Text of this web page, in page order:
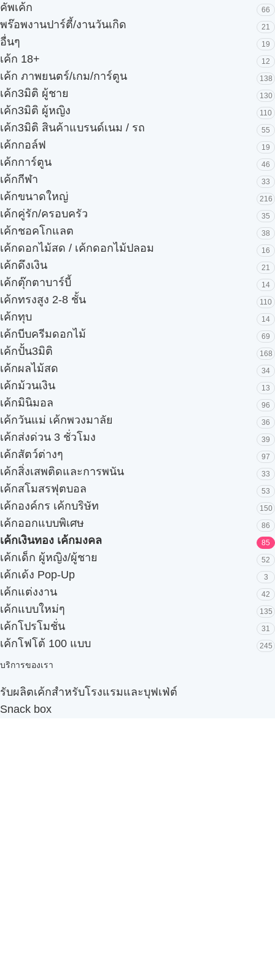
คัพเค้ก 66
พร๊อพงานปาร์ตี้/งานวันเกิด 21
อื่นๆ 19
เค้ก 18+ 12
เค้ก ภาพยนตร์/เกม/การ์ตูน 138
เค้ก3มิติ ผู้ชาย 130
เค้ก3มิติ ผู้หญิง 110
เค้ก3มิติ สินค้าแบรนด์เนม / รถ 55
เค้กกอล์ฟ 19
เค้กการ์ตูน 46
เค้กกีฬา 33
เค้กขนาดใหญ่ 216
เค้กคู่รัก/ครอบครัว 35
เค้กชอคโกแลต 38
เค้กดอกไม้สด / เค้กดอกไม้ปลอม 16
เค้กดึงเงิน 21
เค้กตุ๊กตาบาร์บี้ 14
เค้กทรงสูง 2-8 ชั้น 110
เค้กทุบ 14
เค้กบีบครีมดอกไม้ 69
เค้กปั้น3มิติ 168
เค้กผลไม้สด 34
เค้กม้วนเงิน 13
เค้กมินิมอล 96
เค้กวันแม่ เค้กพวงมาลัย 36
เค้กส่งด่วน 3 ชั่วโมง 39
เค้กสัตว์ต่างๆ 97
เค้กสิ่งเสพติดและการพนัน 33
เค้กสโมสรฟุตบอล 53
เค้กองค์กร เค้กบริษัท 150
เค้กออกแบบพิเศษ 86
เค้กเงินทอง เค้กมงคล 85
เค้กเด็ก ผู้หญิง/ผู้ชาย 52
เค้กเด้ง Pop-Up 3
เค้กแต่งงาน 42
เค้กแบบใหม่ๆ 135
เค้กโปรโมชั่น 31
เค้กโฟโต้ 100 แบบ 245
บริการของเรา
รับผลิตเค้กสำหรับโรงแรมและบุฟเฟ่ต์
Snack box